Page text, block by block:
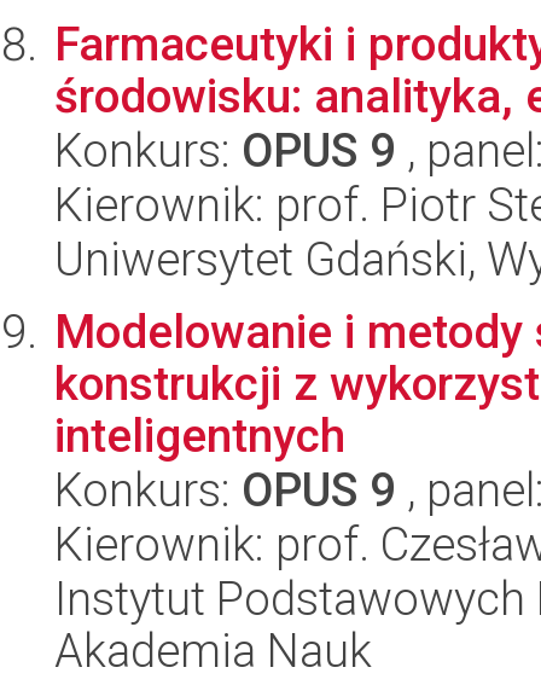
Farmaceutyki i
środowisku: analityka,
Konkurs: OPUS 9 ,
Kierownik: prof. Piotr
Uniwersytet Gdański,
Modelowanie i
konstrukcji z
inteligentnych
Konkurs: OPUS 9 ,
Kierownik: prof.
Instytut
Akademia Nauk